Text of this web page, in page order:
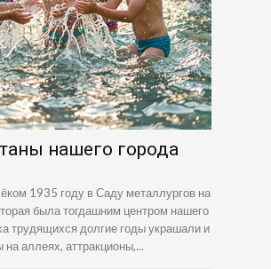
нашего города
1935 году в Саду металлургов на
была тогдашним центром нашего
трудящихся долгие годы украшали и
аллеях, аттракционы,...